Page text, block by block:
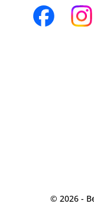
© 2026 -